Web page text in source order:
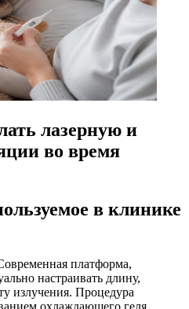
лазерную и
во время
в клинике
платформа,
настраивать длину,
излучения. Процедура
охлаждающего геля.